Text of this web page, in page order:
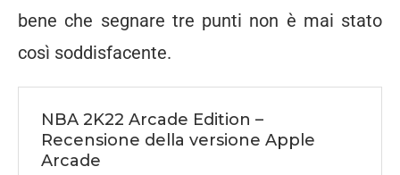
bene che segnare tre punti non è mai stato
così soddisfacente.
NBA 2K22 Arcade Edition –
Recensione della versione Apple
Arcade